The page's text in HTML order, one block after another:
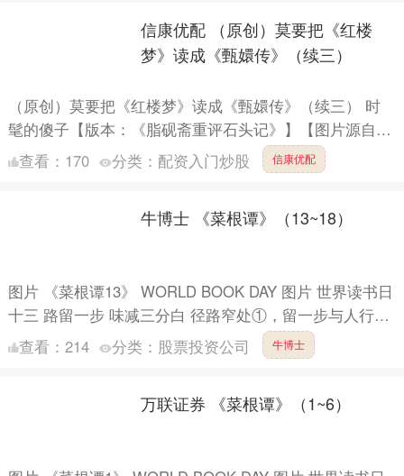
信康优配 （原创）莫要把《红楼
梦》读成《甄嬛传》（续三）
（原创）莫要把《红楼梦》读成《甄嬛传》（续三） 时
髦的傻子【版本：《脂砚斋重评石头记》】【图片源自网
络】 图片 （接前文续二）此时宝钗正巧也在这里。宝玉
觉得不好....
查看： 170 分类： 配资入门炒股 信康优配
牛博士 《菜根谭》（13~18）
图片 《菜根谭13》 WORLD BOOK DAY 图片 世界读书日
十三 路留一步 味减三分白 径路窄处①，留一步与人行；
滋味浓的，减三分让人尝。此是涉世一极....
查看： 214 分类： 股票投资公司 牛博士
万联证券 《菜根谭》（1~6）